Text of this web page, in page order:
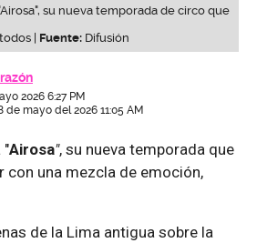
su nueva temporada de circo que
| Fuente: Difusión
2026 6:27 PM
de mayo del 2026 11:05 AM
"Airosa", su nueva temporada que
con una mezcla de emoción,
de la Lima antigua sobre la